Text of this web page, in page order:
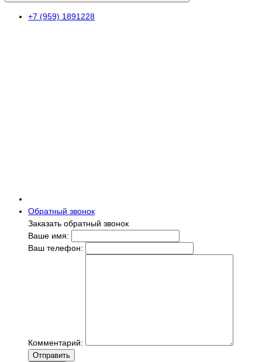
+7 (959) 1891228
Обратный звонок
Заказать обратный звонок
Ваше имя:
Ваш телефон:
Комментарий:
Отправить